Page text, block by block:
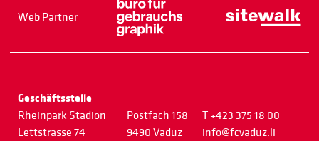
Web Partner
Geschäftsstelle
Rheinpark Stadion
Lettstrasse 74
Postfach 158
9490 Vaduz
T +423 375 18 00
info@fcvaduz.li